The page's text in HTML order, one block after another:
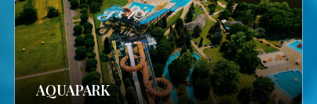
AQUAPARK